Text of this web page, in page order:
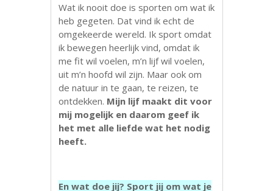
Wat ik nooit doe is sporten om wat ik
heb gegeten. Dat vind ik echt de
omgekeerde wereld. Ik sport omdat
ik bewegen heerlijk vind, omdat ik
me fit wil voelen, m’n lijf wil voelen,
uit m’n hoofd wil zijn. Maar ook om
de natuur in te gaan, te reizen, te
ontdekken. Mijn lijf maakt dit voor
mij mogelijk en daarom geef ik
het met alle liefde wat het nodig
heeft.
En wat doe jij? Sport jij om wat je